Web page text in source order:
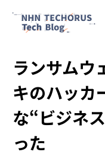
AWS
ランサムウ
キのハッカ
な“ビジネ
った